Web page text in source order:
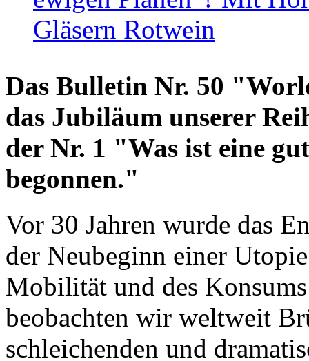
Gläsern Rotwein
Das Bulletin Nr. 50
das Jubiläum unserer
der Nr. 1 "Was ist eine
begonnen."
Vor 30 Jahren wurde das
der Neubeginn einer
Mobilität und des
beobachten wir weltweit
schleichenden und